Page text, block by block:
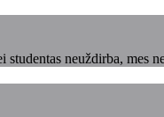
neuždirba, mes